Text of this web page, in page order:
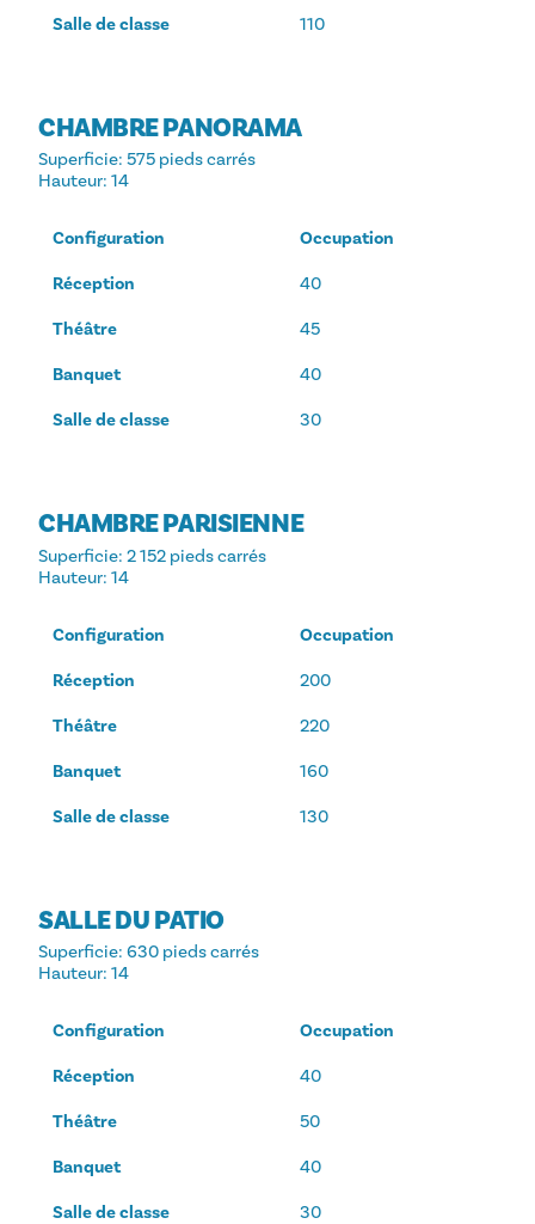
Salle de classe 110
CHAMBRE PANORAMA
Superficie: 575 pieds carrés
Hauteur: 14
Configuration Occupation
Réception 40
Théâtre 45
Banquet 40
Salle de classe 30
CHAMBRE PARISIENNE
Superficie: 2 152 pieds carrés
Hauteur: 14
Configuration Occupation
Réception 200
Théâtre 220
Banquet 160
Salle de classe 130
SALLE DU PATIO
Superficie: 630 pieds carrés
Hauteur: 14
Configuration Occupation
Réception 40
Théâtre 50
Banquet 40
Salle de classe 30